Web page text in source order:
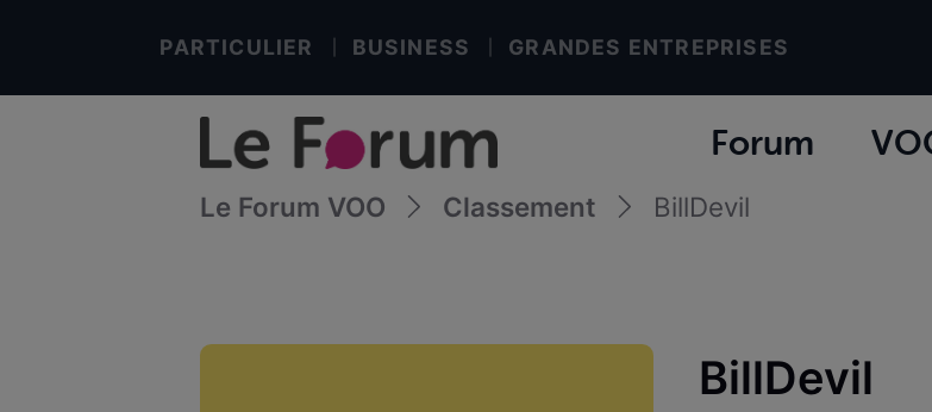
PARTICULIER BUSINESS GRANDES ENTREPRISES
Forum
Le Forum VOO Classement BillDevil
BillDevil